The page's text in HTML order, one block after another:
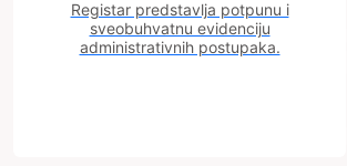
Registar predstavlja potpunu i
sveobuhvatnu evidenciju
administrativnih postupaka.